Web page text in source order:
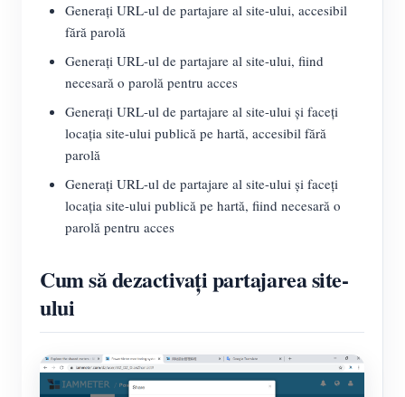
Generați URL-ul de partajare al site-ului, accesibil
fără parolă
Generați URL-ul de partajare al site-ului, fiind
necesară o parolă pentru acces
Generați URL-ul de partajare al site-ului și faceți
locația site-ului publică pe hartă, accesibil fără
parolă
Generați URL-ul de partajare al site-ului și faceți
locația site-ului publică pe hartă, fiind necesară o
parolă pentru acces
Cum să dezactivați partajarea site-
ului